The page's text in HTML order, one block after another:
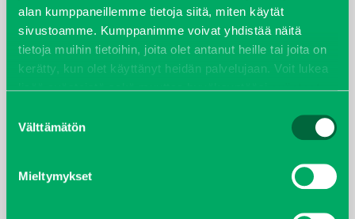
alan kumppaneillemme tietoja siitä, miten käytät
sivustoamme. Kumppanimme voivat yhdistää näitä
tietoja muihin tietoihin, joita olet antanut heille tai joita on
kerätty, kun olet käyttänyt heidän palvelujaan. Voit lukea
lisää evästeistä sekä muuttaa hyväksyntääsievästeet
valinta
Välttämätön
Mieltymykset
joulukuu 2022
huhtikuu 2022
helmikuu 2022
joulukuu 2021
lokakuu 2021